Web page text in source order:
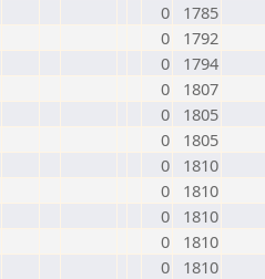
0
1785
0
1792
0
1794
0
1807
0
1805
0
1805
0
1810
0
1810
0
1810
0
1810
0
1810